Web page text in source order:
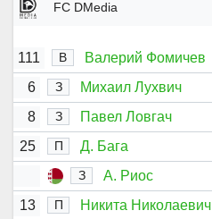
FC DMedia
111 В
Валерий Фомичев
6
З
Михаил Лухвич
8
З Павел Ловгач
25 П Д. Бага
З
А. Риос
13
П
Никита Николаевич